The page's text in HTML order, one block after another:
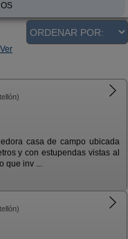
Ver
casa de campo ubicada
y con estupendas vistas al
que inv ...